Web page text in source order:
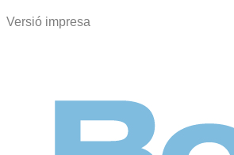
Versió impresa